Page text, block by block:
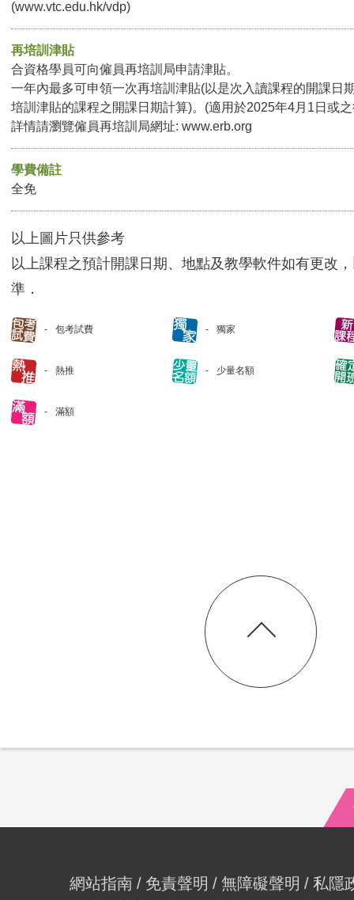
(www.vtc.edu.hk/vdp)
再培訓津貼
合資格學員可向僱員再培訓局申請津貼。
一年內最多可申領一次再培訓津貼(以是次入讀課程的開課日
培訓津貼的課程之開課日期計算)。(適用於2025年4月1日或
詳情請瀏覽僱員再培訓局網址: www.erb.org
學費備註
全免
以上圖片只供參考
以上課程之預計開課日期、地點及教學軟件如有更改
準．
包考試費 獨家
熱推 少量名額
滿額
網站指南 免責聲明 無障礙聲明
私隱